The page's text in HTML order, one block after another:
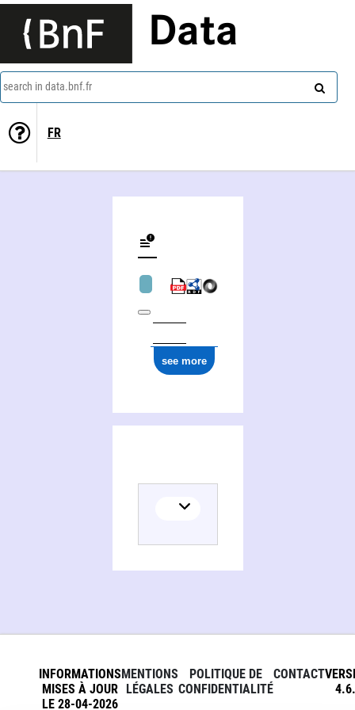
Data
search in data.bnf.fr
FR
see more
INFORMATIONS
MISES À JOUR
LE 28-04-2026
MENTIONS
LÉGALES
POLITIQUE DE
CONFIDENTIALITÉ
CONTACT